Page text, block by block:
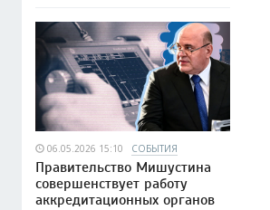
06.05.2026 15:10 СОБЫТИЯ
Правительство Мишустина
совершенствует работу
аккредитационных органов